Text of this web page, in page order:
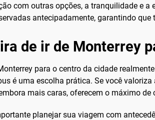
com outras opções, a tranquilidade e
antecipadamente, garantindo
de ir de Monterrey
para o centro da cidade
é uma escolha prática. Se você
mais caras, oferecem o máximo de
planejar sua viagem com